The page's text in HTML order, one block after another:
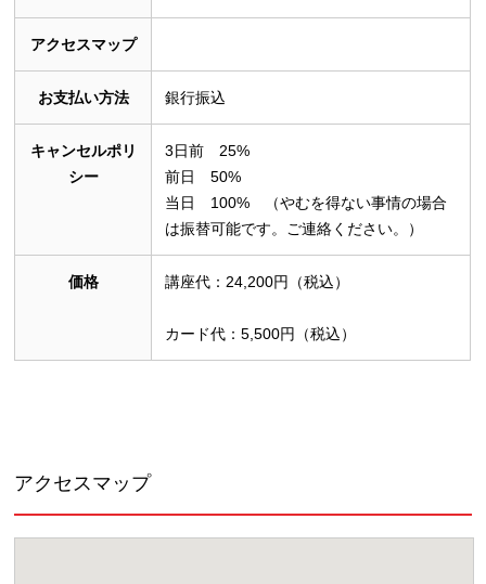
アクセスマップ
お支払い方法 銀行振込
キャンセルポリ
シー
3日前 25%
前日 50%
当日 100% （やむを得ない事情の場合
は振替可能です。ご連絡ください。）
価格 講座代：24,200円（税込）
カード代：5,500円（税込）
アクセスマップ